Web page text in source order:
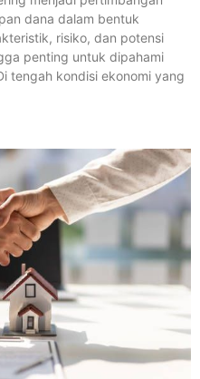
dana dalam bentuk
risiko, dan potensi
penting untuk dipahami
tengah kondisi ekonomi yang